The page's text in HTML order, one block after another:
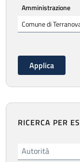
Amministrazione
RICERCA PER
Autorità